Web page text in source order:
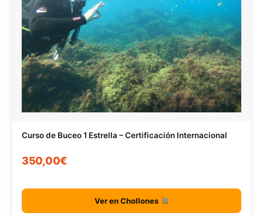
Curso de Buceo 1 Estrella – Certificación Internacional
350,00€
Ver en Chollones